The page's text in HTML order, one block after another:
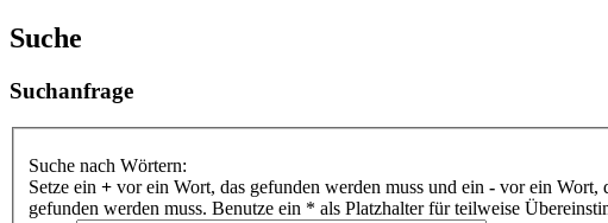
Suche
Suchanfrage
Suche nach Wörtern:
Setze ein + vor ein Wort, das gefunden werden muss und ein - vor ein Wort,
gefunden werden muss. Benutze ein * als Platzhalter für teilweise